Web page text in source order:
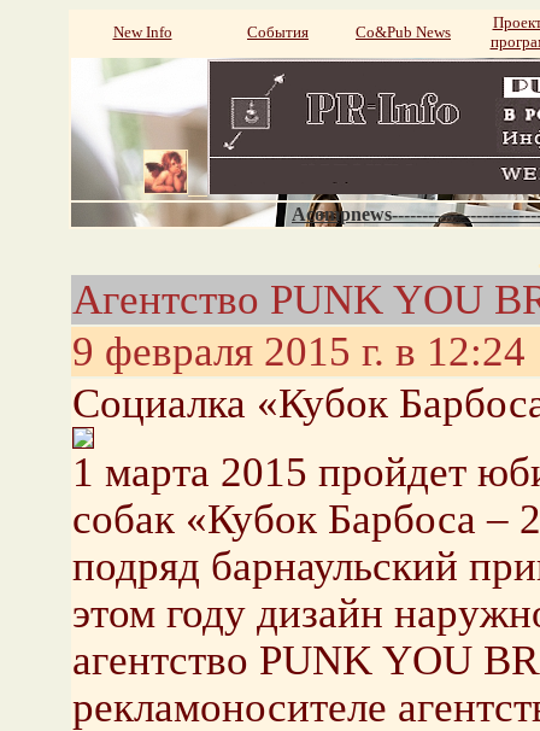
New Info События Со&Pub News
Агентство PUNK YOU
9 февраля 2015 г. в 12:24
Социалка «Кубок
1 марта 2015 пройдет
собак «Кубок Барбоса –
подряд барнаульский
этом году дизайн
агентство PUNK YOU
рекламоносителе